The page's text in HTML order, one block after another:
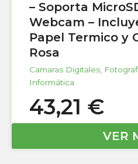
– Soporta
Webcam –
Papel Termico y
Rosa
Camaras Digitales
Informática
43,21 €
VER